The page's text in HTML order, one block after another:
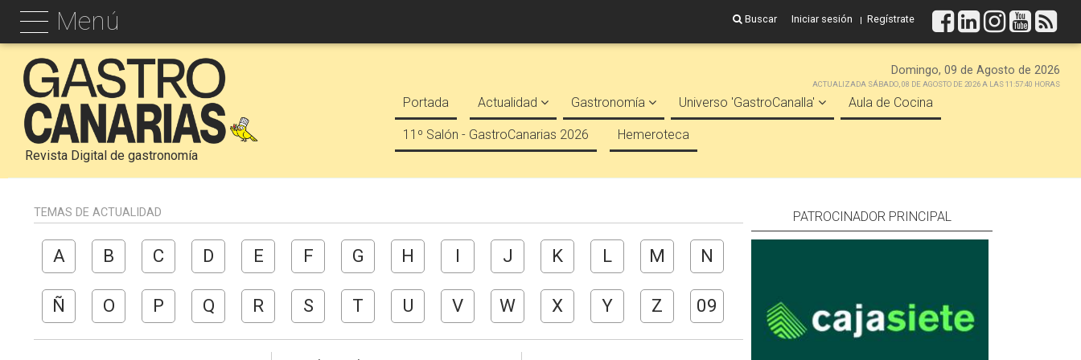
Menú Buscar Iniciar sesión Regístrate
Revista Digital de gastronomía
Domingo, 09 de Agosto de 2026
ACTUALIZADA SÁBADO, 08 DE AGOSTO DE 2026 A LAS 11:57:40 HORAS
Portada Actualidad Gastronomía Universo 'GastroCanalla' Aula de Cocina
11º Salón - GastroCanarias 2026 Hemeroteca
TEMAS DE ACTUALIDAD
A B C D E F G H I J K L M N
Ñ O P Q R S T U V W X Y Z 09
PATROCINADOR PRINCIPAL